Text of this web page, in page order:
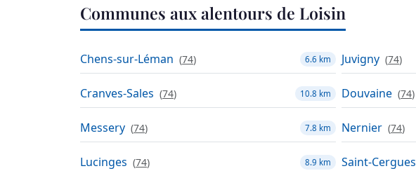
Communes aux alentours de Loisin
Chens-sur-Léman (74) 6.6 km Juvigny (74)
Cranves-Sales (74) 10.8 km Douvaine (74)
Messery (74) 7.8 km Nernier (74)
Lucinges (74) 8.9 km Saint-Cergues